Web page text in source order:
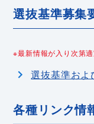
選抜基準募集
※最新情報が入り次第
選抜基準およ
各種リンク情